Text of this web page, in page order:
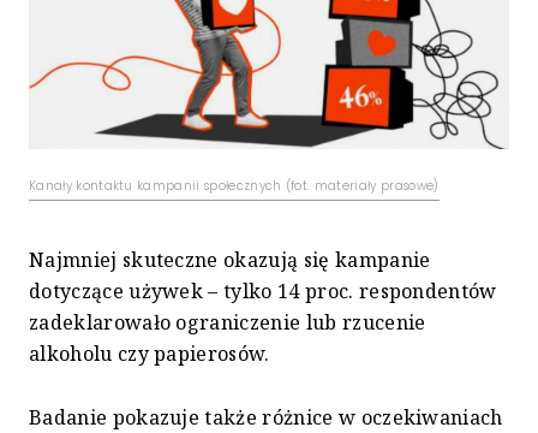
Kanały kontaktu kampanii społecznych (fot. materiały prasowe)
Najmniej skuteczne okazują się kampanie
dotyczące używek – tylko 14 proc. respondentów
zadeklarowało ograniczenie lub rzucenie
alkoholu czy papierosów.
Badanie pokazuje także różnice w oczekiwaniach